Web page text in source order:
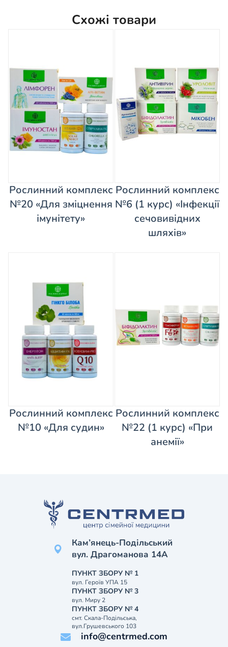
Схожі товари
Рослинний комплекс
№20 «Для зміцнення
імунітету»
Рослинний комплекс
№6 (1 курс) «Інфекції
сечовивідних
шляхів»
Рослинний комплекс
№10 «Для судин»
Рослинний комплекс
№22 (1 курс) «При
анемії»
Кам’янець-Подільський
вул. Драгоманова 14А
ПУНКТ ЗБОРУ № 1
вул. Героїв УПА 15
ПУНКТ ЗБОРУ № 3
вул. Миру 2
ПУНКТ ЗБОРУ № 4
смт. Скала-Подільська,
вул.Грушевського 103
info@centrmed.com